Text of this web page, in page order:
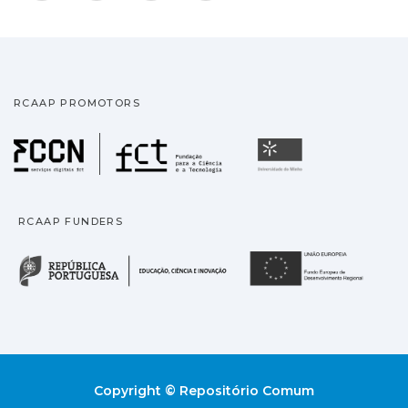
RCAAP PROMOTORS
Fundação para a
RCAAP FUNDERS
República Portuguesa
Copyright © Repositório Comum